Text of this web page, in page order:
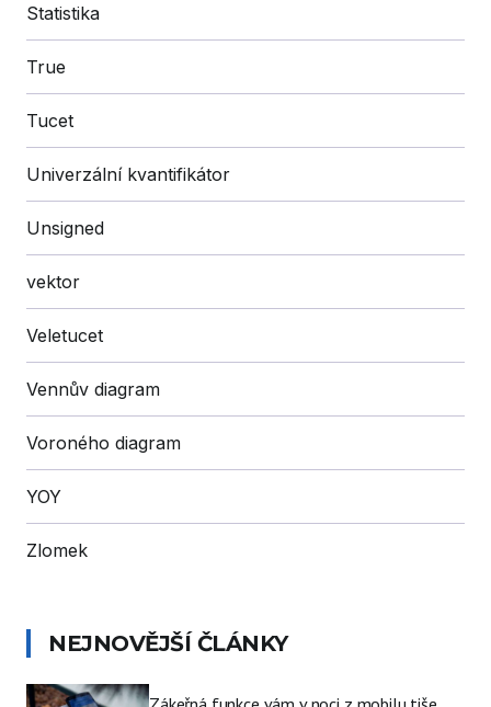
Statistika
True
Tucet
Univerzální kvantifikátor
Unsigned
vektor
Veletucet
Vennův diagram
Voroného diagram
YOY
Zlomek
NEJNOVĚJŠÍ ČLÁNKY